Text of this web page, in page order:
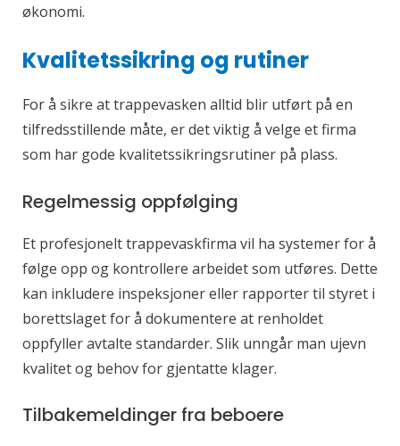
økonomi.
Kvalitetssikring og rutiner
For å sikre at trappevasken alltid blir utført på en
tilfredsstillende måte, er det viktig å velge et firma
som har gode kvalitetssikringsrutiner på plass.
Regelmessig oppfølging
Et profesjonelt trappevaskfirma vil ha systemer for å
følge opp og kontrollere arbeidet som utføres. Dette
kan inkludere inspeksjoner eller rapporter til styret i
borettslaget for å dokumentere at renholdet
oppfyller avtalte standarder. Slik unngår man ujevn
kvalitet og behov for gjentatte klager.
Tilbakemeldinger fra beboere